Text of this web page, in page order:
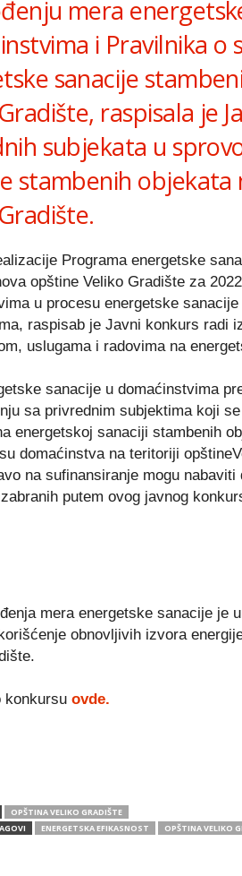
mera
i Pravilnika o
sanacije
raspisala je
subjekata u
stambenih
Programa energetske
opštine Veliko Gradište za
u procesu energetske
raspisab je Javni konkurs radi
uslugama i radovima na
sanacije u domaćinstvima
sa privrednim subjektima koji
energetskoj sanaciji stambenih
domaćinstva na teritoriji
na sufinansiranje mogu
putem ovog javnog
mera energetske sanacije je
obnovljivih izvora
konkursu ovde.
OPŠTINA VELIKO GRADIŠTE
ENERGETSKA EFIKASNOST OPŠTINA VELIKO